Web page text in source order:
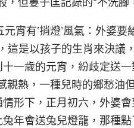
宵有‘捎燈’風氣：外婆
這是以孩子的生肖來決
一歲的元宵，紛歧定送
親熱，一種兒時的鄉愁油
形下，正月初六，外婆
年會送兔兒燈籠，那種